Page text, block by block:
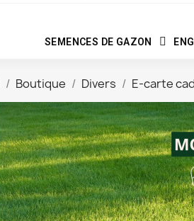
SEMENCES DE GAZON
Boutique Divers E-carte